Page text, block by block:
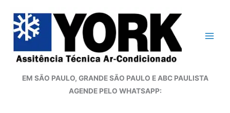
para
conteúdo
EM SÃO PAULO, GRANDE SÃO PAULO E ABC PAULISTA
AGENDE PELO WHATSAPP: